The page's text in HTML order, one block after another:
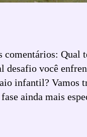
comentários: Qual
desafio você
infantil? Vamos
ainda mais